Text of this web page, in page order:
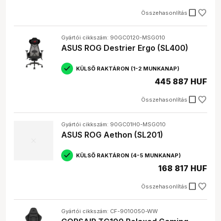
Melyik a legjobb gamer szék márka?
Számos jó márka létezik, mint például az
Tesoro
, azASUS ROG, aRAZER, a TRUSTés a
CORSAIR
. A választás a felhasználási céltól és a
pénztárcától függ.
Összehasonlítás check_box_outline_blank
Gyártói cikkszám: 90GC0120-MSG010
ASUS ROG Destrier Ergo (SL400)
KÜLSŐ RAKTÁRON (1-2 MUNKANAP)
Összehasonlítás check_box_outline_blank
445 887 HUF
Gyártói cikkszám: 90GC01H0-MSG010
ASUS ROG Aethon (SL201)
KÜLSŐ RAKTÁRON (4-5 MUNKANAP)
Összehasonlítás check_box_outline_blank
168 817 HUF
Gyártói cikkszám: CF-9010050-WW